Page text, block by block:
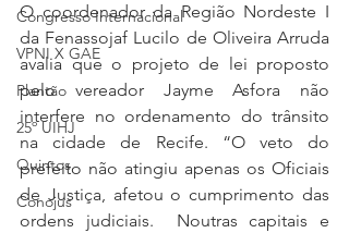
Congresso Internacional
VPNI X GAE
Plantão
25º UIHJ
Quintos
Conojus
O coordenador da Região Nordeste I
da Fenassojaf Lucilo de Oliveira Arruda
avalia que o projeto de lei proposto
pelo vereador Jayme Asfora não
interfere no ordenamento do trânsito
na cidade de Recife. “O veto do
prefeito não atingiu apenas os Oficiais
de Justiça, afetou o cumprimento das
ordens judiciais.  Noutras capitais e